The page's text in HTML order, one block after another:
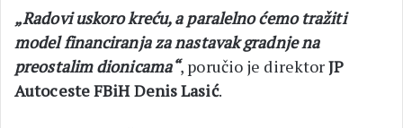
„Radovi uskoro kreću, a paralelno ćemo tražiti
model financiranja za nastavak gradnje na
preostalim dionicama“, poručio je direktorJP
Autoceste FBiH Denis Lasić.